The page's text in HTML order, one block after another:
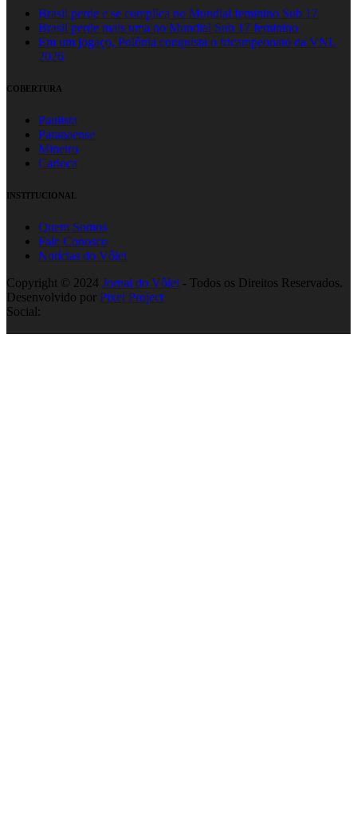
Brasil perde e se complica no Mundial feminino Sub 17
Brasil perde mais uma no Mundial Sub 17 feminino
Em um jogaço, Polônia conquista o tricampeonato da VNL
2026
COBERTURA
Paulista
Paranaense
Mineiro
Carioca
INSTITUCIONAL
Quem Somos
Fale Conosco
Notícias do Vôlei
Copyright © 2024 Jornal do Vôlei - Todos os Direitos Reservados.
Desenvolvido por Pixel Project
Social: